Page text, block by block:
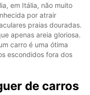
em Itália, não muito
por atrair
praias douradas.
apenas areia gloriosa.
carro é uma ótima
escondidos fora dos
de carros